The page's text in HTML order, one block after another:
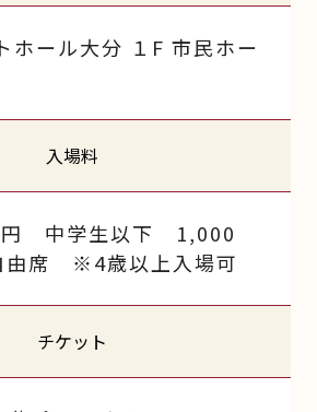
ホール大分 １F 市民ホー
入場料
中学生以下 1,000
席 ※4歳以上入場可
チケット